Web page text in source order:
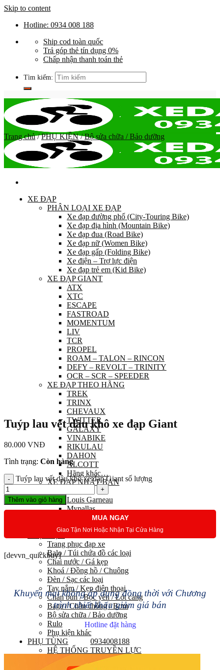
Skip to content
Hotline: 0934 008 188
Ship cod toàn quốc
Trả góp thẻ tín dụng 0%
Chấp nhận thanh toán thẻ
Tìm kiếm:
XE ĐẠP
PHÂN LOẠI XE ĐẠP
Xe đạp đường phố (City-Touring Bike)
Xe đạp địa hình (Mountain Bike)
Xe đạp đua (Road Bike)
Xe đạp nữ (Women Bike)
Xe đạp gấp (Folding Bike)
Xe điện – Trợ lực điện
Xe đạp trẻ em (Kid Bike)
XE ĐẠP GIANT
ATX
XTC
ESCAPE
FASTROAD
MOMENTUM
LIV
TCR
PROPEL
ROAM – TALON – RINCON
DEFY – REVOLT – TRINITY
OCR – SCR – SPEEDER
XE ĐẠP THEO HÃNG
TREK
TRINX
CHEVAUX
TWITTER
GALAXY
VINABIKE
RIKULAU
DAHON
ALCOTT
Hãng khác…
XE ĐẠP NHẬT BẢN
Louis Garneau
Mypallas
Kawamura
Trang phục đạp xe
Balo / Túi chứa đồ các loại
Chai nước / Gá kẹp
Khoá / Đồng hồ / Chuông
Đèn / Sạc các loại
Tay nắm / Kẹp điện thoại
Chắn bùn / Bọc yên / Lót càng
Baga / Chân chống / Bơm
Bộ sửa chữa / Bảo dưỡng
Rulo
Phụ kiện khác
PHỤ TÙNG
HỆ THỐNG TRUYỀN LỰC
Đùi đĩa
Trang chủ / PHỤ KIỆN / Bộ sửa chữa / Bảo dưỡng
Tuýp lau vết dầu khô xe đạp Giant
80.000 VNĐ
Tình trạng: Còn hàng
Tuýp lau vết dầu khô xe đạp Giant số lượng
Thêm vào giỏ hàng
MUA NGAY
Giao Tận Nơi Hoặc Nhận Tại Cửa Hàng
[devvn_quickbuy]
Khuyến mại không áp dụng đồng thời với Chương
trình chiết khấu giảm giá bán
Hotline đặt hàng
0934008188